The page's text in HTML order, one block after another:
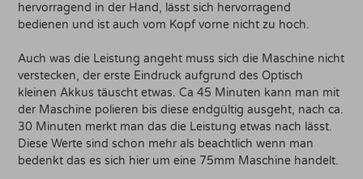
hervorragend in der Hand, lässt sich hervorragend
bedienen und ist auch vom Kopf vorne nicht zu hoch.
Auch was die Leistung angeht muss sich die Maschine nicht
verstecken, der erste Eindruck aufgrund des Optisch
kleinen Akkus täuscht etwas. Ca 45 Minuten kann man mit
der Maschine polieren bis diese endgültig ausgeht, nach ca.
30 Minuten merkt man das die Leistung etwas nach lässt.
Diese Werte sind schon mehr als beachtlich wenn man
bedenkt das es sich hier um eine 75mm Maschine handelt.